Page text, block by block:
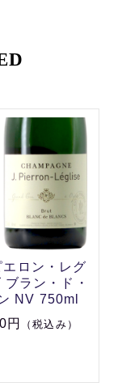
エロン・レグ
ブラン・ド・
NV 750ml
円
（税込み）